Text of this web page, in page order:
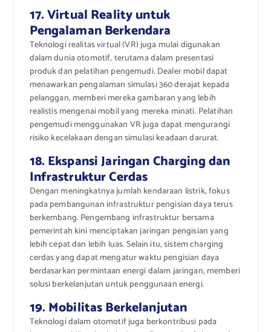
17. Virtual Reality untuk
Pengalaman Berkendara
Teknologi realitas virtual (VR) juga mulai digunakan
dalam dunia otomotif, terutama dalam presentasi
produk dan pelatihan pengemudi. Dealer mobil dapat
menawarkan pengalaman simulasi 360 derajat kepada
pelanggan, memberi mereka gambaran yang lebih
realistis mengenai mobil yang mereka minati. Pelatihan
pengemudi menggunakan VR juga dapat mengurangi
risiko kecelakaan dengan simulasi keadaan darurat.
18. Ekspansi Jaringan Charging dan
Infrastruktur Cerdas
Dengan meningkatnya jumlah kendaraan listrik, fokus
pada pembangunan infrastruktur pengisian daya terus
berkembang. Pengembang infrastruktur bersama
pemerintah kini menciptakan jaringan pengisian yang
lebih cepat dan lebih luas. Selain itu, sistem charging
cerdas yang dapat mengatur waktu pengisian daya
berdasarkan permintaan energi dalam jaringan, memberi
solusi berkelanjutan untuk penggunaan energi.
19. Mobilitas Berkelanjutan
Teknologi dalam otomotif juga berkontribusi pada